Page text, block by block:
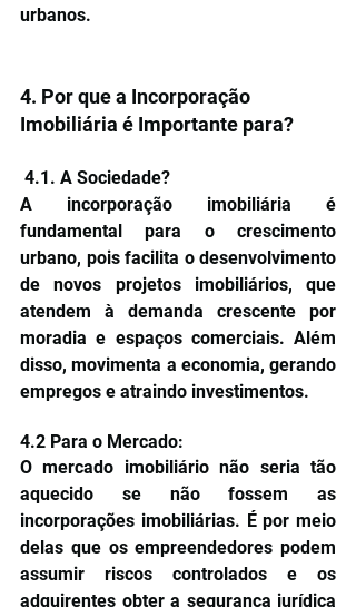
urbanos.
4. Por que a Incorporação
Imobiliária é Importante para?
4.1. A Sociedade?
A incorporação imobiliária é
fundamental para o crescimento
urbano, pois facilita o desenvolvimento
de novos projetos imobiliários, que
atendem à demanda crescente por
moradia e espaços comerciais. Além
disso, movimenta a economia, gerando
empregos e atraindo investimentos.
4.2 Para o Mercado:
O mercado imobiliário não seria tão
aquecido se não fossem as
incorporações imobiliárias. É por meio
delas que os empreendedores podem
assumir riscos controlados e os
adquirentes obter a segurança jurídica